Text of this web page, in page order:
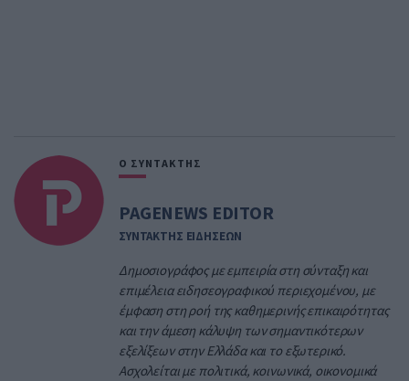
Ο ΣΥΝΤΑΚΤΗΣ
PAGENEWS EDITOR
ΣΥΝΤΑΚΤΗΣ ΕΙΔΗΣΕΩΝ
Δημοσιογράφος με εμπειρία στη σύνταξη και
επιμέλεια ειδησεογραφικού περιεχομένου, με
έμφαση στη ροή της καθημερινής επικαιρότητας
και την άμεση κάλυψη των σημαντικότερων
εξελίξεων στην Ελλάδα και το εξωτερικό.
Ασχολείται με πολιτικά, κοινωνικά, οικονομικά